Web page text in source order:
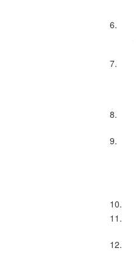
6.
7.
8.
9.
10.
11.
12.